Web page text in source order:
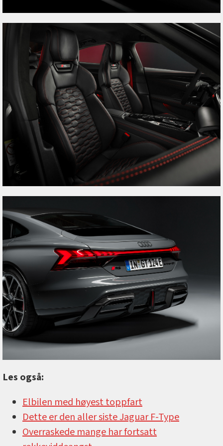
Les også:
Elbilen med høyest toppfart
Dette er den aller siste Jaguar F-Type
Overraskede mange har fortsatt